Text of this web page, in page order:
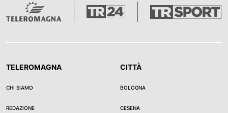
TELEROMAGNA
CHI SIAMO
REDAZIONE
CITTÀ
BOLOGNA
CESENA